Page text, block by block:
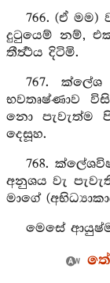
766. (ඒ
දුටුයෙම් නම්,
තීර්‍ත්‍ථය දිටිමි.
767.
භවතෘෂ්ණාව
නො පැවැත්ම
දෙසූහ.
768.
අනුශය වැ
මාගේ
මෙසේ